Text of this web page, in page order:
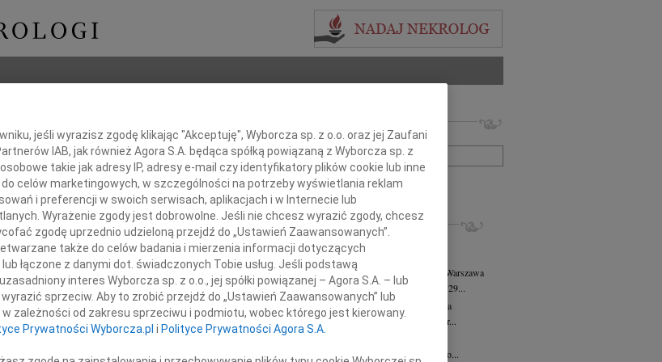
Imię i nazwisko lub numer ogłoszenia:
+ szukanie zaawansowane
INNE NEKROLOGI
07.08.2026Warszawa
Naszej kochanej i dzielnej Marylce Butruk...
Jacek Tadeusz Duniec
Warszawa
Z wielkim żalem przyjęliśmy wiadomość, że 29...
Małgorzata Kościelska
Warszawa
W dniu 3 sierpnia 2026 roku zmarła Profesor...
Eugeniusz Butruk
Z ogromnym żalem przyjęliśmy wiadomość o...
jeśli wyrazisz zgodę klikając "Akceptuję", Wyborcza sp. z o.o. oraz jej Zaufani
IAB, jak również Agora S.A. będąca spółką powiązaną z Wyborcza sp. z
takie jak adresy IP, adresy e-mail czy identyfikatory plików cookie lub inne
celów marketingowych, w szczególności na potrzeby wyświetlania reklam
i preferencji w swoich serwisach, aplikacjach i w Internecie lub
Wyrażenie zgody jest dobrowolne. Jeśli nie chcesz wyrazić zgody, chcesz
zgodę uprzednio udzieloną przejdź do „Ustawień Zaawansowanych”.
także do celów badania i mierzenia informacji dotyczących
łączone z danymi dot. świadczonych Tobie usług. Jeśli podstawą
interes Wyborcza sp. z o.o., jej spółki powiązanej – Agora S.A. – lub
sprzeciw. Aby to zrobić przejdź do „Ustawień Zaawansowanych” lub
zależności od zakresu sprzeciwu i podmiotu, wobec którego jest kierowany.
Prywatności Wyborcza.pl i Polityce Prywatności Agora S.A.